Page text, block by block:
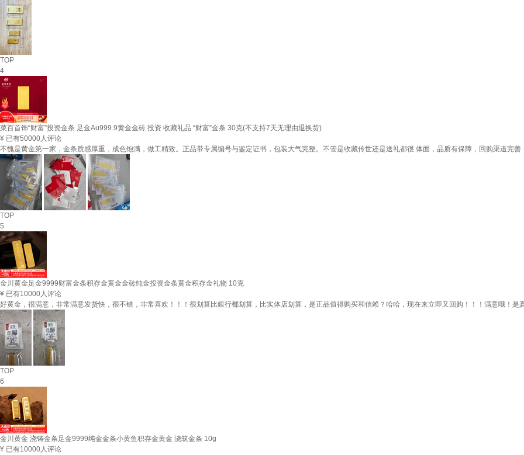
TOP
4
菜百首饰“财富”投资金条 足金Au999.9黄金金砖 投资 收藏礼品 “财富”金条 30克(不支持7天无理由退换货)
¥ 已有50000人评论
不愧是黄金第一家，金条质感厚重，成色饱满，做工精致。正品带专属编号与鉴定证书，包装大气完整。不管是收藏传世还是送礼都很 体面，品质有保障，回购渠道完善
TOP
5
金川黄金足金9999财富金条积存金黄金金砖纯金投资金条黄金积存金礼物 10克
¥ 已有10000人评论
好黄金，很满意，非常满意发货快，很不错，非常喜欢！！！很划算比銀行都划算，比实体店划算，是正品值得购买和信赖？哈哈，现在来立即又回购！！！满意哦！是
TOP
6
金川黄金 浇铸金条足金9999纯金金条小黄鱼积存金黄金 浇筑金条 10g
¥ 已有10000人评论